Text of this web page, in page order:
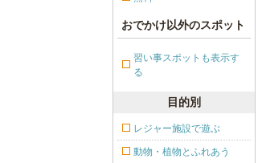
おでかけ以外のスポット
習い事スポットも表示す
る
目的別
レジャー施設で遊ぶ
動物・植物とふれあう